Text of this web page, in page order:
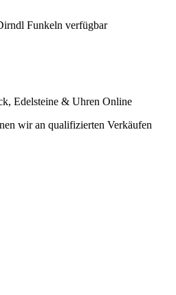
Funkeln verfügbar
Edelsteine & Uhren Online
wir an qualifizierten Verkäufen